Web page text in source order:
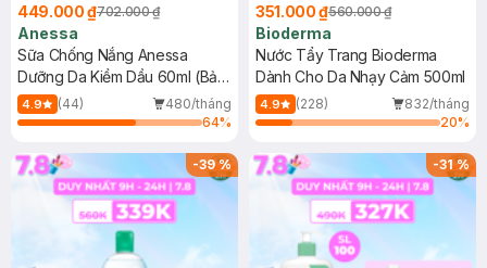
449.000 ₫702.000 ₫
Anessa
Sữa Chống Nắng Anessa
Dưỡng Da Kiềm Dầu 60ml (Bản
Mới)
4.9 (44)
480/tháng
64%
351.000 ₫560.000 ₫
Bioderma
Nước Tẩy Trang Bioderma
Dành Cho Da Nhạy Cảm 500ml
4.9 (228)
832/tháng
20%
-39% -31%